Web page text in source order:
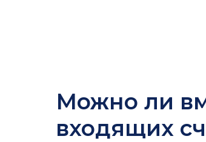
Можно ли
входящих